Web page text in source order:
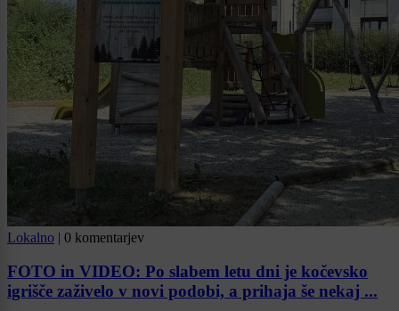
Lokalno | 0 komentarjev
FOTO in VIDEO: Po slabem letu dni je kočevsko
igrišče zaživelo v novi podobi, a prihaja še nekaj ...